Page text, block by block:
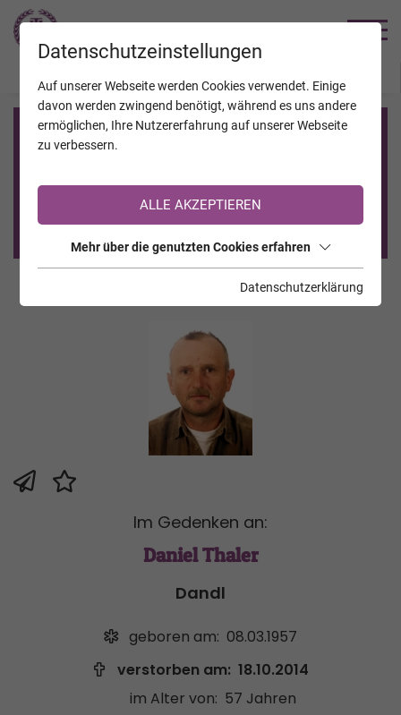
Registrierung auf TrauerHilfe.it
Sie sind noch nicht auf TrauerHilfe.it registriert?
>> zur kostenlosen Registrierung <<
Im Gedenken an:
Daniel Thaler
Dandl
geboren am: 08.03.1957
verstorben am: 18.10.2014
im Alter von: 57 Jahren
Datenschutzeinstellungen
Auf unserer Webseite werden Cookies verwendet. Einige
davon werden zwingend benötigt, während es uns andere
ermöglichen, Ihre Nutzererfahrung auf unserer Webseite
zu verbessern.
ALLE AKZEPTIEREN
Mehr über die genutzten Cookies erfahren
Datenschutzerklärung
JAHRESTAGE KALENDER VERSTORBENE